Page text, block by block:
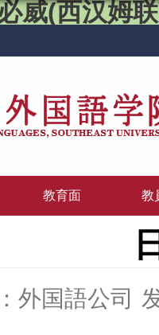
威(西汉姆
教育面 教
外国語公司